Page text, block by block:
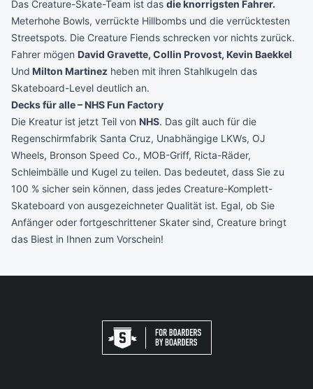
Das Creature-Skate-Team ist das die knorrigsten Fahrer.
Meterhohe Bowls, verrückte Hillbombs und die verrücktesten
Streetspots. Die Creature Fiends schrecken vor nichts zurück.
Fahrer mögen David Gravette, Collin Provost, Kevin Baekkel
Und Milton Martinez heben mit ihren Stahlkugeln das
Skateboard-Level deutlich an.
Decks für alle – NHS Fun Factory
Die Kreatur ist jetzt Teil von NHS. Das gilt auch für die
Regenschirmfabrik Santa Cruz, Unabhängige LKWs, OJ
Wheels, Bronson Speed ​​​​Co., MOB-Griff, Ricta-Räder,
Schleimbälle und Kugel zu teilen. Das bedeutet, dass Sie zu
100 % sicher sein können, dass jedes Creature-Komplett-
Skateboard von ausgezeichneter Qualität ist. Egal, ob Sie
Anfänger oder fortgeschrittener Skater sind, Creature bringt
das Biest in Ihnen zum Vorschein!